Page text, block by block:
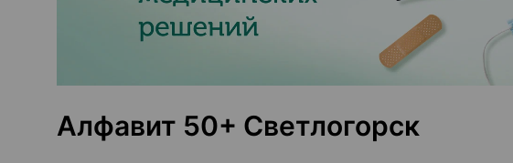
Алфавит 50+ Светлогорск